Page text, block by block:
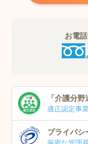
お電
「介護分野
適正認定事
プライバシ